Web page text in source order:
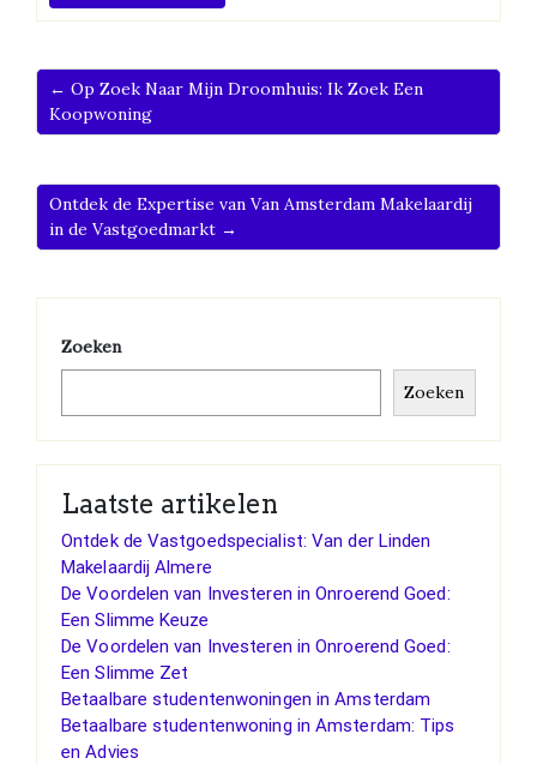
← Op Zoek Naar Mijn Droomhuis: Ik Zoek Een
Koopwoning
Ontdek de Expertise van Van Amsterdam Makelaardij
in de Vastgoedmarkt →
Zoeken
Zoeken
Laatste artikelen
Ontdek de Vastgoedspecialist: Van der Linden
Makelaardij Almere
De Voordelen van Investeren in Onroerend Goed:
Een Slimme Keuze
De Voordelen van Investeren in Onroerend Goed:
Een Slimme Zet
Betaalbare studentenwoningen in Amsterdam
Betaalbare studentenwoning in Amsterdam: Tips
en Advies